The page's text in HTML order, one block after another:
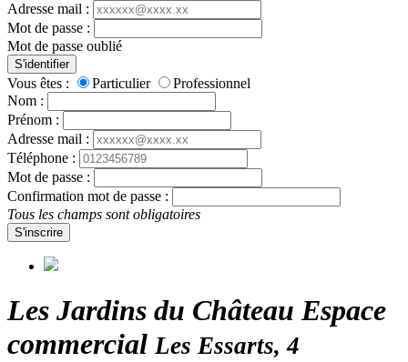
Adresse mail :
Mot de passe :
Mot de passe oublié
S'identifier
Vous êtes : Particulier
Professionnel
Nom :
Prénom :
Adresse mail :
Téléphone :
Mot de passe :
Confirmation mot de passe :
Tous les champs sont obligatoires
S'inscrire
Les Jardins du Château Espace
commercial Les Essarts, 4